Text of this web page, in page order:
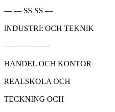
— — SS SS —
INDUSTRI: OCH TEKNIK
—— — — —
HANDEL OCH KONTOR
REALSKOLA OCH
TECKNING OCH